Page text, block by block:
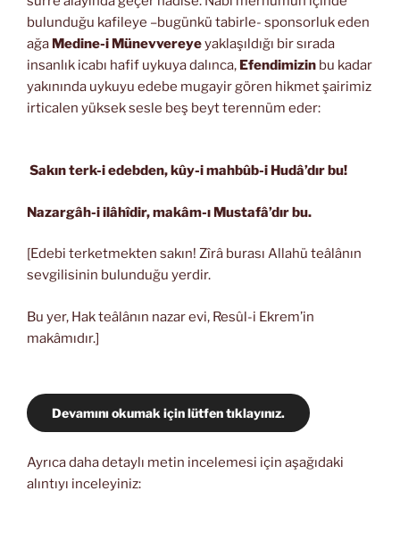
bulunduğu kafileye –bugünkü tabirle- sponsorluk eden
ağa Medine-i Münevvereyeyaklaşıldığı bir sırada
insanlık icabı hafif uykuya dalınca, Efendimizin bu kadar
yakınında uykuyu edebe mugayir gören hikmet şairimiz
irticalen yüksek sesle beş beyt terennüm eder:
Sakın terk-i edebden, kûy-i mahbûb-i Hudâ’dır bu!
Nazargâh-i ilâhîdir, makâm-ı Mustafâ’dır bu.
[Edebi terketmekten sakın! Zîrâ burası Allahü teâlânın
sevgilisinin bulunduğu yerdir.
Bu yer, Hak teâlânın nazar evi, Resûl-i Ekrem’in
makâmıdır.]
Devamını okumak için lütfen tıklayınız.
Ayrıca daha detaylı metin incelemesi için aşağıdaki
alıntıyı inceleyiniz: